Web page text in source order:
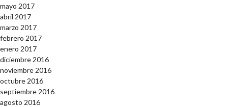
mayo 2017
abril 2017
marzo 2017
febrero 2017
enero 2017
diciembre 2016
noviembre 2016
octubre 2016
septiembre 2016
agosto 2016